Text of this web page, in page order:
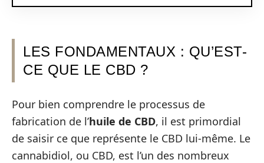
LES FONDAMENTAUX : QU’EST-
CE QUE LE CBD ?
Pour bien comprendre le processus de
fabrication de l’huile de CBD, il est primordial
de saisir ce que représente le CBD lui-même. Le
cannabidiol, ou CBD, est l’un des nombreux